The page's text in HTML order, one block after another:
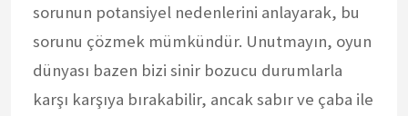
sorunun potansiyel nedenlerini anlayarak, bu
sorunu çözmek mümkündür. Unutmayın, oyun
dünyası bazen bizi sinir bozucu durumlarla
karşı karşıya bırakabilir, ancak sabır ve çaba ile